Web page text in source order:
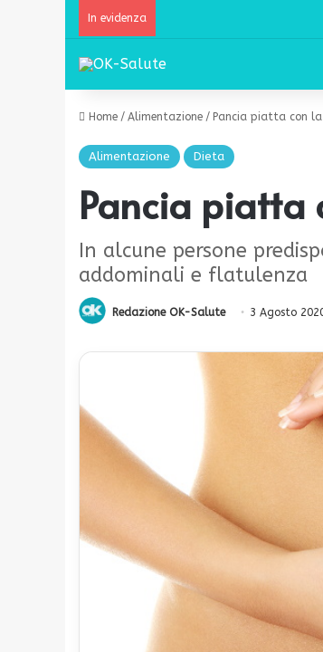
In evidenza
Home / Alimentazione / Pancia piatta con la
Alimentazione Dieta
Pancia piatta
In alcune persone
addominali e flatulenza
Redazione OK-Salute 3 Agosto